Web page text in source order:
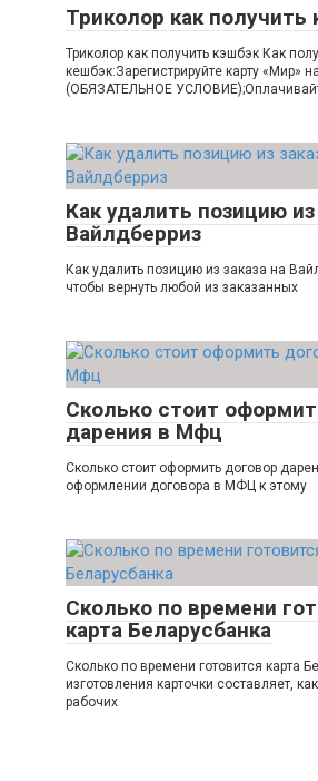
Триколор как получить
Триколор как получить кэшбэк Как
кешбэк:Зарегистрируйте карту «Мир»
(ОБЯЗАТЕЛЬНОЕ
Как удалить позицию из
Вайлдберриз
Как удалить позицию из заказа на
чтобы вернуть любой из заказанных
Сколько стоит
дарения в Мфц
Сколько стоит оформить договор
оформлении договора в МФЦ к этому
Сколько по времени
карта Беларусбанка
Сколько по времени готовится карта
изготовления карточки составляет,
рабочих